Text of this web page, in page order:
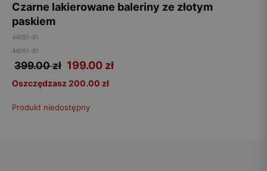
Czarne lakierowane baleriny ze złotym
paskiem
44051-81
44051-81
399.00 zł 199.00 zł
Oszczędzasz 200.00 zł
Produkt niedostępny